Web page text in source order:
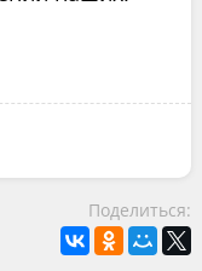
Поделиться: